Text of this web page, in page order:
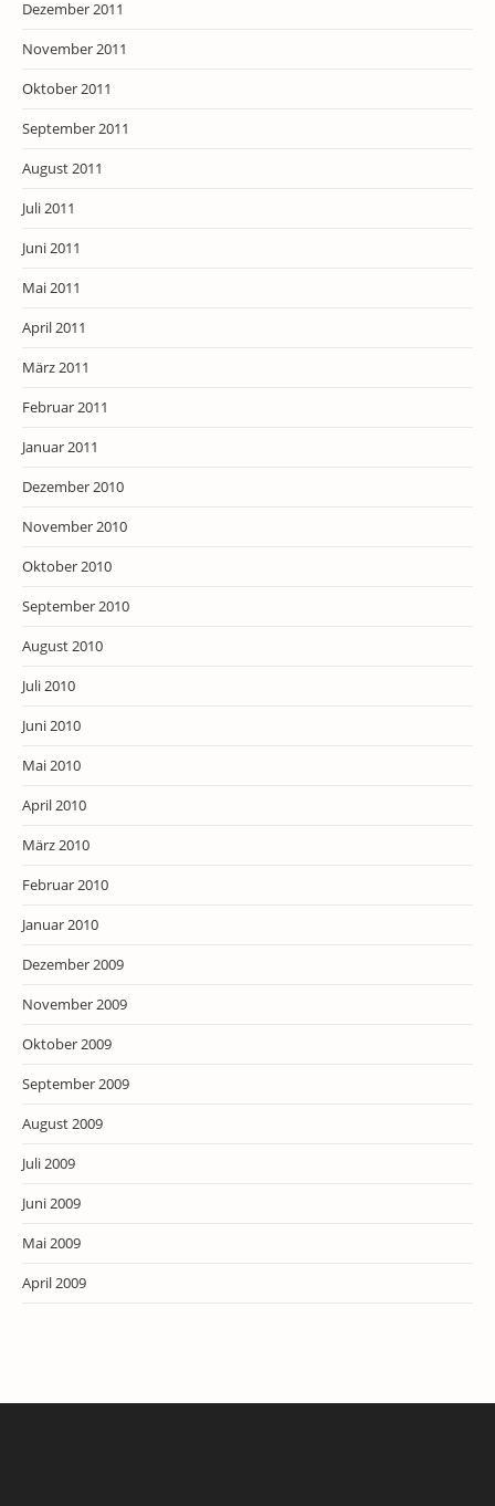
Dezember 2011
November 2011
Oktober 2011
September 2011
August 2011
Juli 2011
Juni 2011
Mai 2011
April 2011
März 2011
Februar 2011
Januar 2011
Dezember 2010
November 2010
Oktober 2010
September 2010
August 2010
Juli 2010
Juni 2010
Mai 2010
April 2010
März 2010
Februar 2010
Januar 2010
Dezember 2009
November 2009
Oktober 2009
September 2009
August 2009
Juli 2009
Juni 2009
Mai 2009
April 2009